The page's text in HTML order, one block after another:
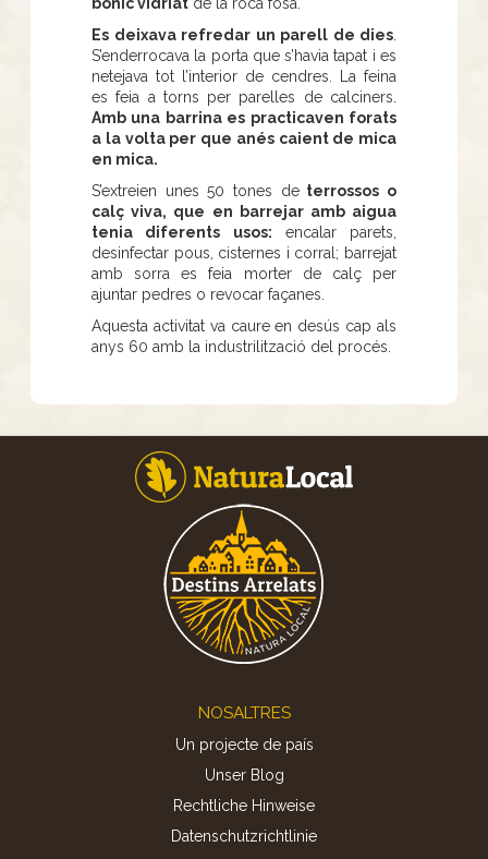
Es deixava refredar un parell de dies
S’enderrocava la porta que s’havia tapat i es
netejava tot l’interior de cendres. La feina
es feia a torns per parelles de calciners.
Amb una barrina es practicaven forats
a la volta per que anés caient de mica
en mica.
S’extreien unes 50 tones deterrossos o
calç viva, que en barrejar amb aigua
tenia diferents usos: encalar parets,
desinfectar pous, cisternes i corral; barrejat
amb sorra es feia morter de calç per
ajuntar pedres o revocar façanes.
Aquesta activitat va caure en desús cap als
anys 60 amb la industrilització del procés.
NOSALTRES
Un projecte de país
Unser Blog
Rechtliche Hinweise
Datenschutzrichtlinie